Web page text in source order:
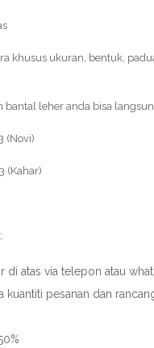
khusus ukuran, bentuk,
bantal leher anda bisa
(Novi)
(Kahar)
di atas via telepon atau
kuantiti pesanan dan